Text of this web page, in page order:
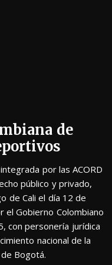
de
por las ACORD
público y privado,
de Cali el día 12 de
el Gobierno Colombiano
con personería jurídica
nacional de la
Bogotá.